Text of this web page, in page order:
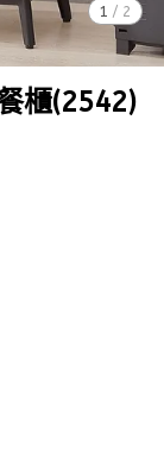
1 / 2
櫃(2542)